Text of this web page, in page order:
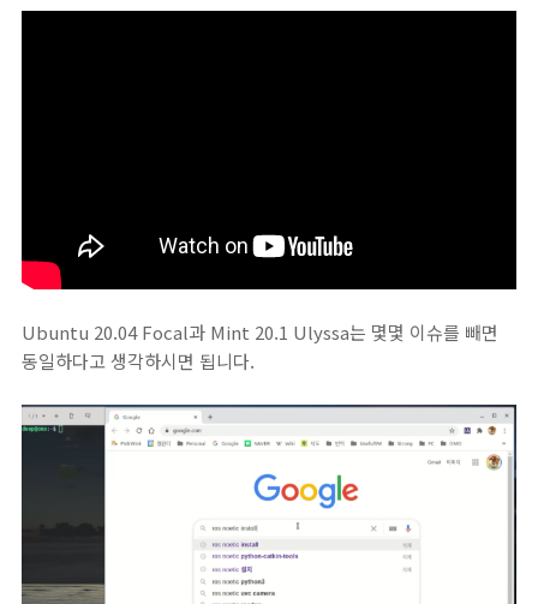
Ubuntu 20.04 Focal과 Mint 20.1 Ulyssa는 몇몇 이슈를 빼면
동일하다고 생각하시면 됩니다.